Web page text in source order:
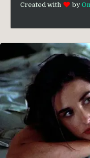
Created with by